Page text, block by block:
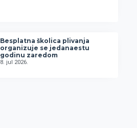
Besplatna školica plivanja
organizuje se jedanaestu
godinu zaredom
8. jul 2026.